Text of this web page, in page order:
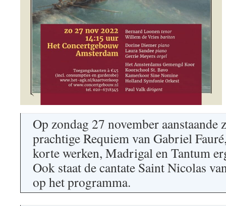
Op zondag 27 november
prachtige Requiem van Gabriel
korte werken, Madrigal en Tantum
Ook staat de cantate Saint Nicolas
op het programma.